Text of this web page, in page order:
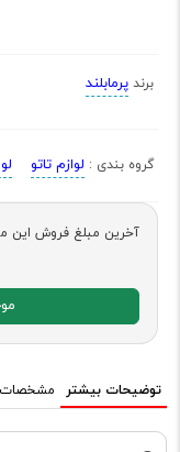
برند پرمابلند
گروه بندی : لوازم تاتو
آخرین مبلغ فروش این
توضیحات بیشتر مشخصات